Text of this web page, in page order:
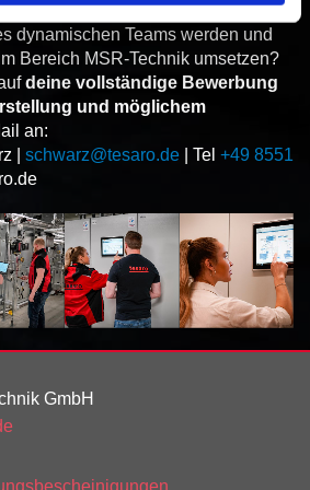
dynamischen Teams werden und
Bereich MSR-Technik umsetzen?
deine vollständige Bewerbung
und möglichem
an:
| schwarz@tesaro.de | Tel +49 8551
GmbH